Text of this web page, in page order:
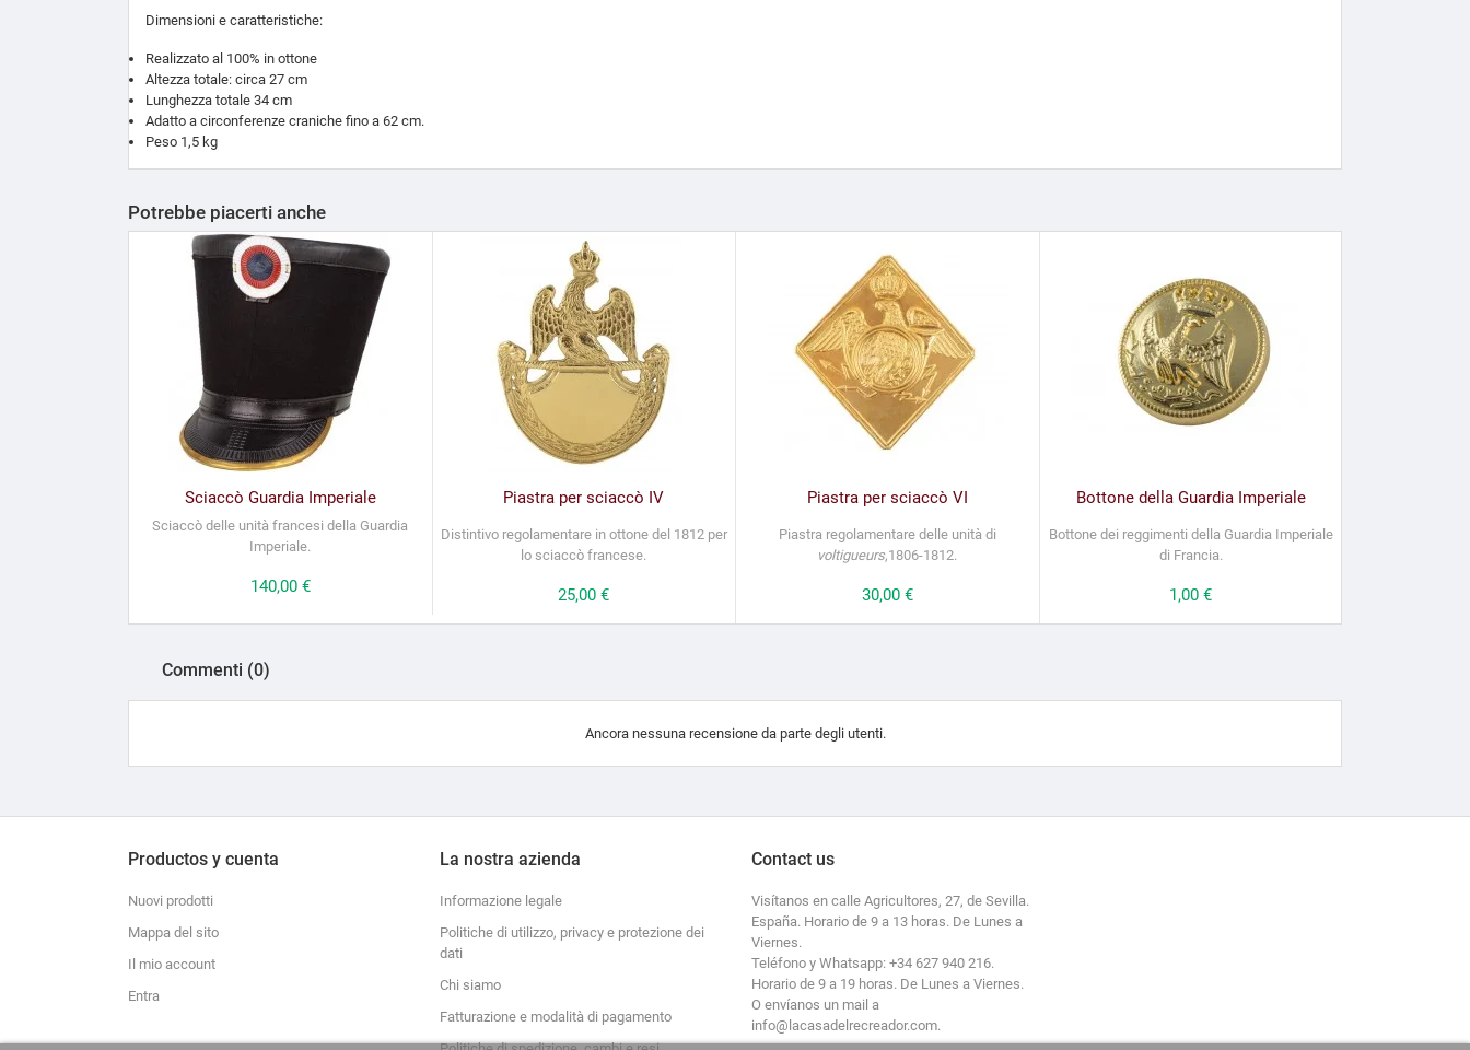
Dimensioni e caratteristiche:
Realizzato al 100% in ottone
Altezza totale: circa 27 cm
Lunghezza totale 34 cm
Adatto a circonferenze craniche fino a 62 cm.
Peso 1,5 kg
Potrebbe piacerti anche
Sciaccò Guardia Imperiale
Sciaccò delle unità francesi della Guardia
Imperiale.
Prezzo
140,00 €
Piastra per sciaccò IV
Distintivo regolamentare in ottone del 1812 per
lo sciaccò francese.
Prezzo
25,00 €
Piastra per sciaccò VI
Piastra regolamentare delle unità di
voltigueurs,1806-1812.
Prezzo
30,00 €
Bottone della Guardia Imperiale
Bottone dei reggimenti della Guardia Imperiale
di Francia.
Prezzo
1,00 €
Commenti (0)
Ancora nessuna recensione da parte degli utenti.
Productos y cuenta
Nuovi prodotti
Mappa del sito
Il mio account
Entra
La nostra azienda
Informazione legale
Politiche di utilizzo, privacy e protezione dei
dati
Chi siamo
Fatturazione e modalità di pagamento
Contact us
Visítanos en calle Agricultores, 27, de Sevilla.
España. Horario de 9 a 13 horas. De Lunes a
Viernes.
Teléfono y Whatsapp: +34 627 940 216.
Horario de 9 a 19 horas. De Lunes a Viernes.
O envíanos un mail a
info@lacasadelrecreador.com.